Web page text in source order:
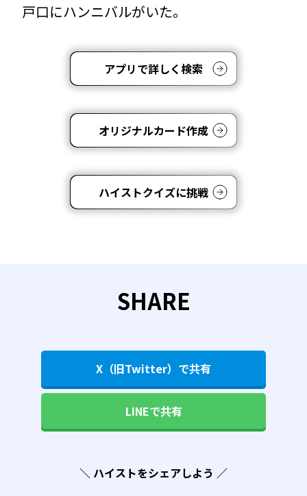
戸口にハンニバルがいた。
アプリで詳しく検索
オリジナルカード作成
ハイストクイズに挑戦
SHARE
X（旧Twitter）で共有
LINEで共有
＼ ハイストをシェアしよう ／